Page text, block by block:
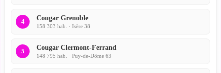
4 Cougar Grenoble
158 303 hab. · Isère 38
5 Cougar Clermont-Ferrand
148 795 hab. · Puy-de-Dôme 63